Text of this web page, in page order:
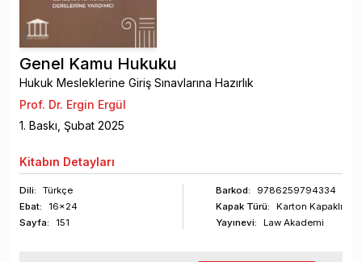
Genel Kamu Hukuku
Hukuk Mesleklerine Giriş Sınavlarına Hazırlık
Prof. Dr. Ergin Ergül
1. Baskı, Şubat 2025
Kitabın Detayları
Dili:
Türkçe
Ebat:
16x24
Sayfa: 151
Barkod:
9786259794334
Kapak Türü:
Karton Kapaklı
Yayınevi:
Law Akademi